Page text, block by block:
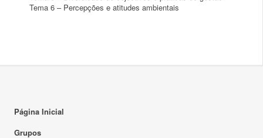
Tema 6 – Percepções e atitudes ambientais
Página Inicial
Grupos